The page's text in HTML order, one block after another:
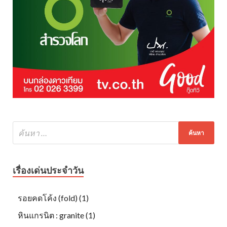
เรื่องเด่นประจำวัน
รอยคดโค้ง (fold) (1)
หินแกรนิต : granite (1)